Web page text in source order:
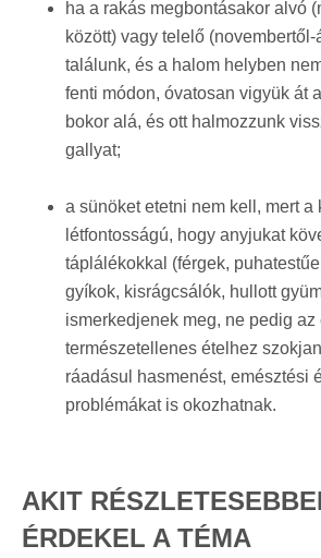
ha a rakás megbontásakor alvó
között) vagy telelő
találunk, és a halom helyben
fenti módon, óvatosan vigyük át
bokor alá, és ott halmozzunk
gallyat;
a sünöket etetni nem kell, mert a
létfontosságú, hogy anyjukat
táplálékokkal (férgek,
gyíkok, kisrágcsálók, hullott
ismerkedjenek meg, ne pedig az
természetellenes ételhez
ráadásul hasmenést, emésztési
problémákat is okozhatnak.
AKIT
ÉRDEKEL A TÉMA